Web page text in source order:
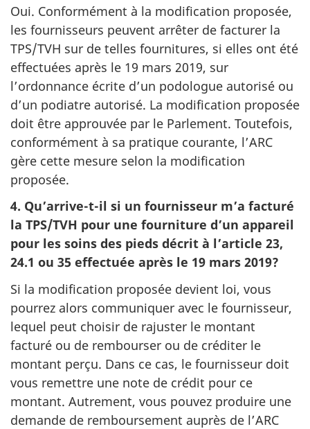
Oui. Conformément à la modification proposée,
les fournisseurs peuvent arrêter de facturer la
TPS/TVH sur de telles fournitures, si elles ont été
effectuées après le 19 mars 2019, sur
l’ordonnance écrite d’un podologue autorisé ou
d’un podiatre autorisé. La modification proposée
doit être approuvée par le Parlement. Toutefois,
conformément à sa pratique courante, l’ARC
gère cette mesure selon la modification
proposée.
4. Qu’arrive-t-il si un fournisseur m’a facturé
la TPS/TVH pour une fourniture d’un appareil
pour les soins des pieds décrit à l’article 23,
24.1 ou 35 effectuée après le 19 mars 2019?
Si la modification proposée devient loi, vous
pourrez alors communiquer avec le fournisseur,
lequel peut choisir de rajuster le montant
facturé ou de rembourser ou de créditer le
montant perçu. Dans ce cas, le fournisseur doit
vous remettre une note de crédit pour ce
montant. Autrement, vous pouvez produire une
demande de remboursement auprès de l’ARC